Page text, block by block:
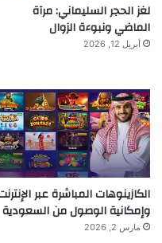
لغز الحجر السليماني: مرآة
الماضي ونبوءة الزوال
أبريل 12, 2026
الكازينوهات المباشرة عبر
وإمكانية الوصول من السعودية
مارس 2, 2026